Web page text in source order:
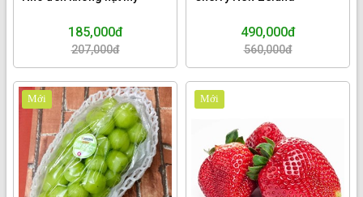
185,000đ
207,000đ
490,000đ
560,000đ
Mới Mới